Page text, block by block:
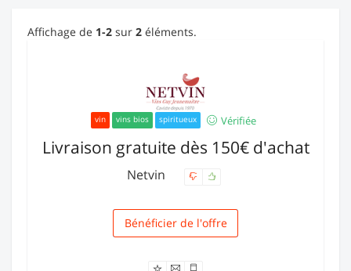
Affichage de 1-2 sur 2 éléments.
vin vins bios spiritueux Vérifiée
Livraison gratuite dès 150€ d'achat
Netvin
Livraison
Bénéficier de l'offre